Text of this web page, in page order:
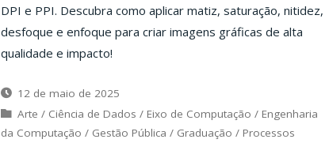
DPI e PPI. Descubra como aplicar matiz, saturação, nitidez,
desfoque e enfoque para criar imagens gráficas de alta
qualidade e impacto!
12 de maio de 2025
Arte / Ciência de Dados / Eixo de Computação / Engenharia
da Computação / Gestão Pública / Graduação / Processos